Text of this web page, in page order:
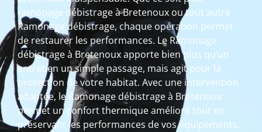
ramonage débistrage à Bretenoux ou tout autre
Ramonage débistrage, chaque opération permet
de restaurer les performances. Le Ramonage
débistrage à Bretenoux apporte bien plus qu’un
entretien un simple passage, mais agit pour la
protection de votre habitat. Avec une intervention
adaptée, le Ramonage débistrage à Bretenoux
permet un confort thermique amélioré tout en
préservant les performances de vos équipements.